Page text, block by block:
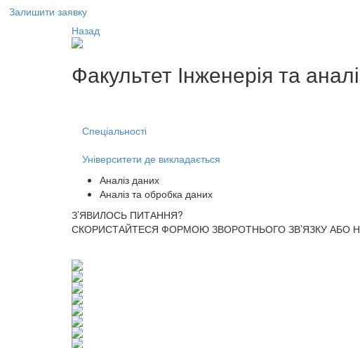
Залишити заявку
Назад
Факультет Інженерія та
Спеціальності
Університети де викладається
Аналіз даних
Аналіз та обробка даних
З’ЯВИЛОСЬ ПИТАННЯ?
СКОРИСТАЙТЕСЯ ФОРМОЮ ЗВОРОТНЬОГО ЗВ’ЯЗКУ АБО